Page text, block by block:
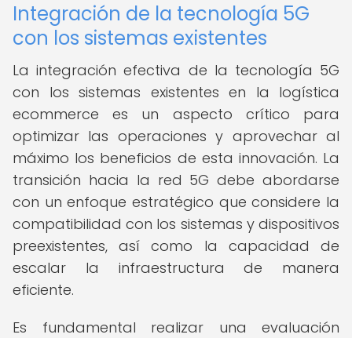
Integración de la tecnología 5G
con los sistemas existentes
La integración efectiva de la tecnología 5G
con los sistemas existentes en la logística
ecommerce es un aspecto crítico para
optimizar las operaciones y aprovechar al
máximo los beneficios de esta innovación. La
transición hacia la red 5G debe abordarse
con un enfoque estratégico que considere la
compatibilidad con los sistemas y dispositivos
preexistentes, así como la capacidad de
escalar la infraestructura de manera
eficiente.
Es fundamental realizar una evaluación